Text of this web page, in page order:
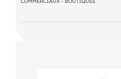
Idéalement situé dans un
dynamique, ce local bénéficie
visibilité ainsi que d’un